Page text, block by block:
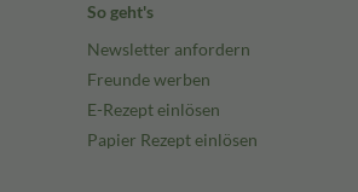
So geht's
Newsletter anfordern
Freunde werben
E-Rezept einlösen
Papier Rezept einlösen